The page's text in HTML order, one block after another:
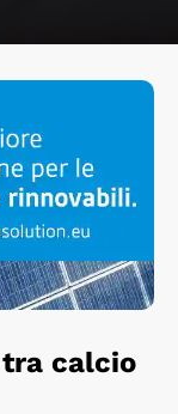
calcio